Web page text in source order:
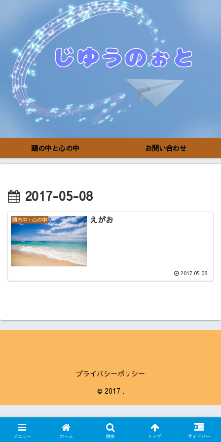
頭の中と心の中 お問い合わせ
2017-05-08
頭の中・心の中 えがお
2017.05.08
プライバシーポリシー
© 2017 .
メニュー ホーム 検索 トップ サイドバー